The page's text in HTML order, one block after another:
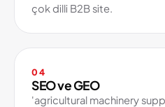
çok dilli B2B site.
04
SEO ve GEO
'agricultural machinery